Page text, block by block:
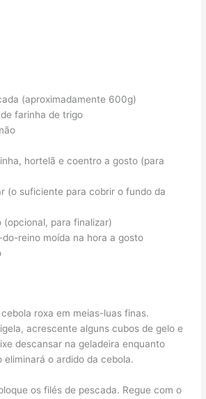
(aproximadamente 600g)
farinha de trigo
hortelã e coentro a gosto (para
(o suficiente para cobrir o fundo da
(opcional, para finalizar)
reino moída na hora a gosto
roxa em meias-luas finas.
acrescente alguns cubos de gelo e
descansar na geladeira enquanto
eliminará o ardido da cebola.
os filés de pescada. Regue com o